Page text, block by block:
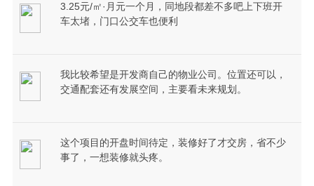
3.25元/㎡·月元一个月，同地段都差不多吧上下班开
车太堵，门口公交车也便利
我比较希望是开发商自己的物业公司。位置还可以，
交通配套还有发展空间，主要看未来规划。
这个项目的开盘时间待定，装修好了才交房，省不少
事了，一想装修就头疼。